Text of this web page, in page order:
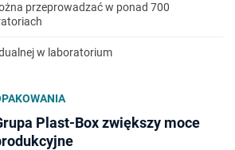
przeprowadzać w ponad 700
w laboratorium
Plast-Box zwiększy moce